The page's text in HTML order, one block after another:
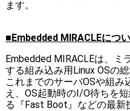
ます。
■Embedded MIRACLEにつ
Embedded MIRACLEは、
する組み込み用Linux OSの
これまでのサーバOSや組み
え、OS起動時のI/O待ちを
る『Fast Boot』などの最新